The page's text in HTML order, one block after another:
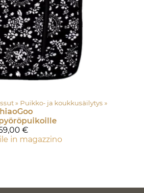
‪» Puikko- ja koukkusäilytys ‪»
€
in magazzino